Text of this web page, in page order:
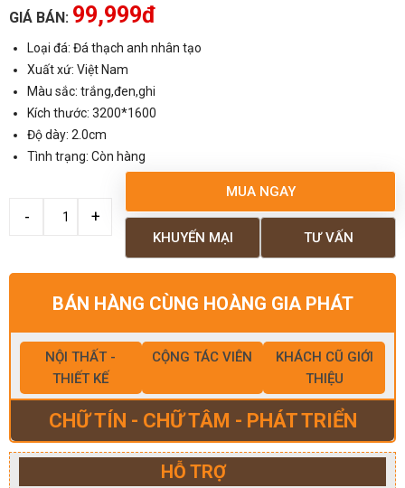
GIÁ BÁN: 99,999đ
Loại đá: Đá thạch anh nhân tạo
Xuất xứ: Việt Nam
Màu sắc: trắng,đen,ghi
Kích thước: 3200*1600
Độ dày: 2.0cm
Tình trạng: Còn hàng
MUA NGAY
TƯ VẤN
KHUYẾN MẠI
BÁN HÀNG CÙNG HOÀNG GIA PHÁT
NỘI THẤT -
THIẾT KẾ
CỘNG TÁC VIÊN
KHÁCH CŨ GIỚI
THIỆU
CHỮ TÍN - CHỮ TÂM - PHÁT TRIỂN
HỖ TRỢ